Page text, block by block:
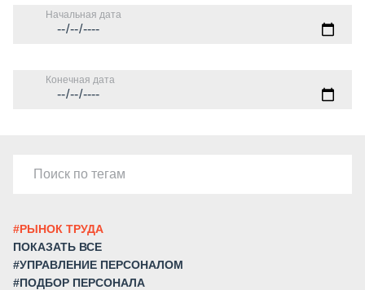
Начальная дата
Конечная дата
#РЫНОК ТРУДА
ПОКАЗАТЬ ВСЕ
#УПРАВЛЕНИЕ ПЕРСОНАЛОМ
#ПОДБОР ПЕРСОНАЛА